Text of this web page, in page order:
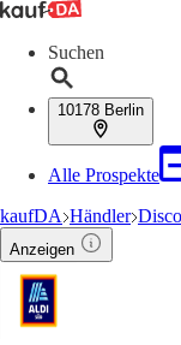
Suchen
10178 Berlin
Alle Prospekte
kaufDA Händler
Anzeigen